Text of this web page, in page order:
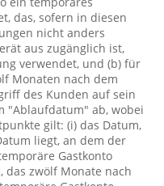
das, sofern in diesen
nicht anders
aus zugänglich ist,
verwendet, und (b) für
Monaten nach dem
des Kunden auf sein
"Ablaufdatum" ab, wobei
gilt: (i) das Datum,
liegt, an dem der
Gastkonto
das zwölf Monate nach